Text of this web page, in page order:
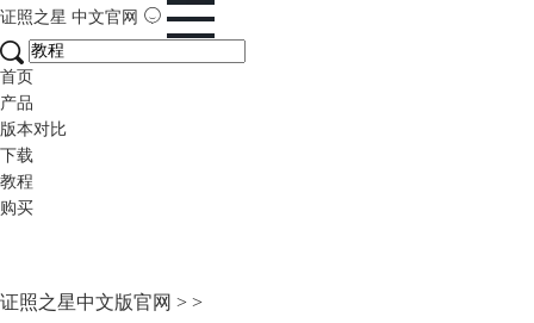
证照之星 中文官网
首页
产品
版本对比
下载
教程
购买
证照之星中文版官网 > >